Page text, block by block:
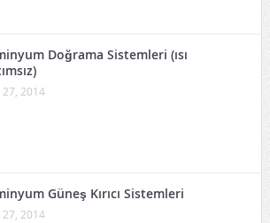
Doğrama Sistemleri (ısı
27, 2014
Güneş Kırıcı Sistemleri
27, 2014